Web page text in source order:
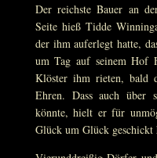
Der reichste Bauer an
Seite hieß Tidde
der ihm auferlegt hatte,
um Tag auf seinem Hof
Klöster ihm rieten, bald
Ehren. Dass auch über
könnte, hielt er für
Glück um Glück geschickt